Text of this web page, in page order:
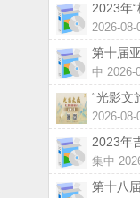
2023年
2026-08-
第十届
中 2026-
“光影文
2026-08-
2023年
集中
第十八